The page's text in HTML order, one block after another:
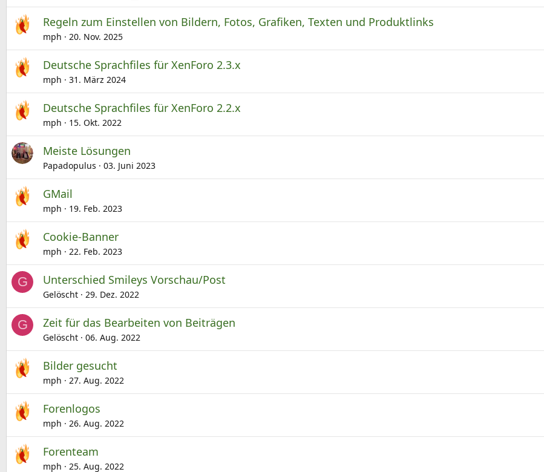
Regeln zum Einstellen von Bildern, Fotos, Grafiken, Texten und Produktlinks
mph 20. Nov. 2025
Deutsche Sprachfiles für XenForo 2.3.x
mph 31. März 2024
Deutsche Sprachfiles für XenForo 2.2.x
mph 15. Okt. 2022
Meiste Lösungen
Papadopulus 03. Juni 2023
GMail
mph 19. Feb. 2023
Cookie-Banner
mph 22. Feb. 2023
G Unterschied Smileys Vorschau/Post
Gelöscht 29. Dez. 2022
G Zeit für das Bearbeiten von Beiträgen
Gelöscht 06. Aug. 2022
Bilder gesucht
mph 27. Aug. 2022
Forenlogos
mph 26. Aug. 2022
Forenteam
mph 25. Aug. 2022